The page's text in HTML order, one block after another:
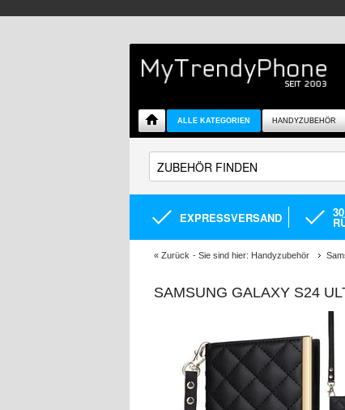
ALLE KATEGORIEN HANDYZUBEHÖR
EXPRESSVERSAND
« Zurück - Sie sind hier: Handyzubehör
SAMSUNG GALAXY S24